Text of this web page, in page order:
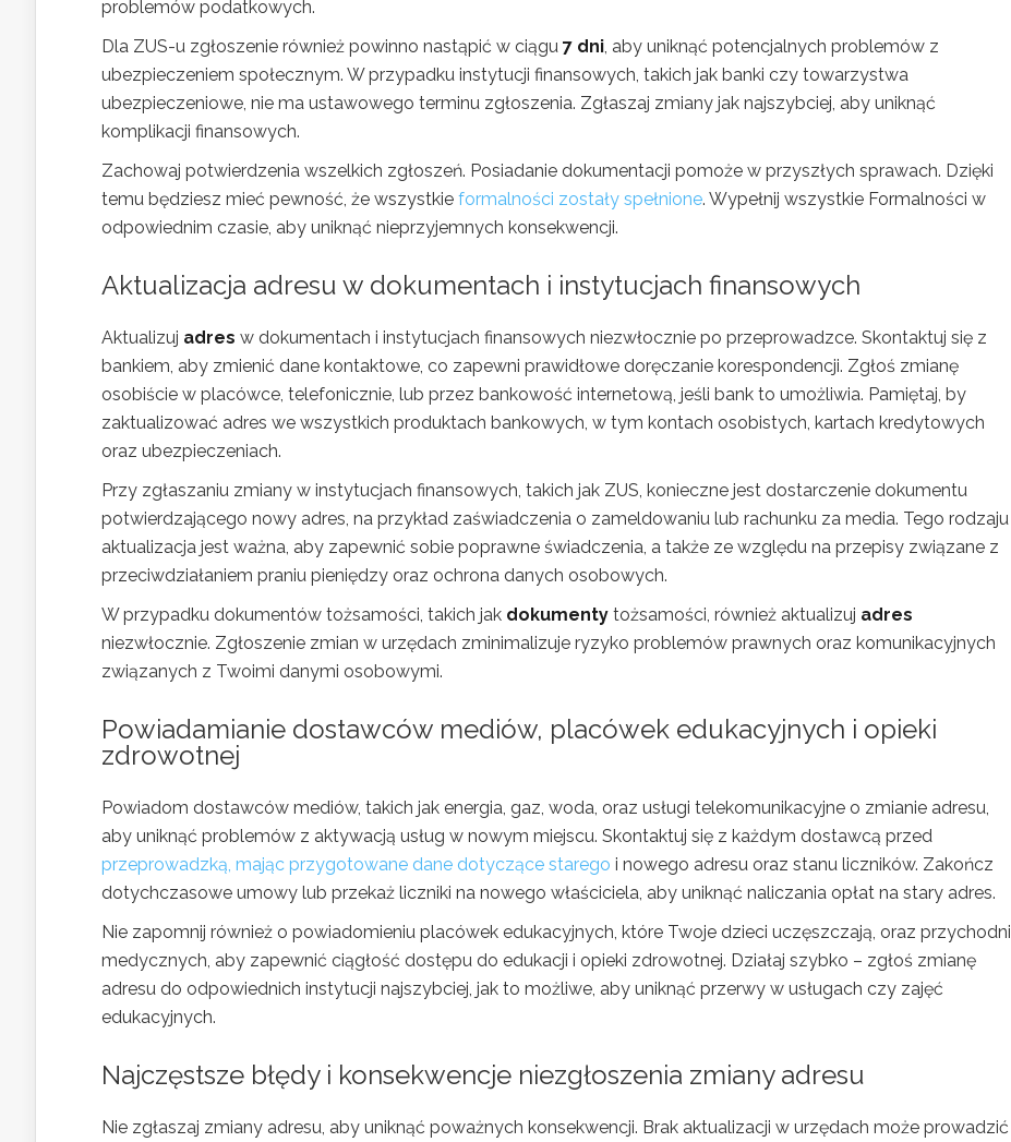
problemów podatkowych.
Dla ZUS-u zgłoszenie również powinno nastąpić w ciągu 7 dni , aby uniknąć potencjalnych problemów z
ubezpieczeniem społecznym. W przypadku instytucji finansowych, takich jak banki czy towarzystwa
ubezpieczeniowe, nie ma ustawowego terminu zgłoszenia. Zgłaszaj zmiany jak najszybciej, aby uniknąć
komplikacji finansowych.
Zachowaj potwierdzenia wszelkich zgłoszeń. Posiadanie dokumentacji pomoże w przyszłych sprawach. Dzięki
temu będziesz mieć pewność, że wszystkie formalności zostały spełnione. Wypełnij wszystkie Formalności w
odpowiednim czasie, aby uniknąć nieprzyjemnych konsekwencji.
Aktualizacja adresu w dokumentach i instytucjach finansowych
Aktualizuj adres w dokumentach i instytucjach finansowych niezwłocznie po przeprowadzce. Skontaktuj się z
bankiem, aby zmienić dane kontaktowe, co zapewni prawidłowe doręczanie korespondencji. Zgłoś zmianę
osobiście w placówce, telefonicznie, lub przez bankowość internetową, jeśli bank to umożliwia. Pamiętaj, by
zaktualizować adres we wszystkich produktach bankowych, w tym kontach osobistych, kartach kredytowych
oraz ubezpieczeniach.
Przy zgłaszaniu zmiany w instytucjach finansowych, takich jak ZUS, konieczne jest dostarczenie dokumentu
potwierdzającego nowy adres, na przykład zaświadczenia o zameldowaniu lub rachunku za media. Tego rodzaju
aktualizacja jest ważna, aby zapewnić sobie poprawne świadczenia, a także ze względu na przepisy związane z
przeciwdziałaniem praniu pieniędzy oraz ochrona danych osobowych.
W przypadku dokumentów tożsamości, takich jak dokumenty tożsamości, również aktualizuj adres
niezwłocznie. Zgłoszenie zmian w urzędach zminimalizuje ryzyko problemów prawnych oraz komunikacyjnych
związanych z Twoimi danymi osobowymi.
Powiadamianie dostawców mediów, placówek edukacyjnych i opieki
zdrowotnej
Powiadom dostawców mediów, takich jak energia, gaz, woda, oraz usługi telekomunikacyjne o zmianie adresu,
aby uniknąć problemów z aktywacją usług w nowym miejscu. Skontaktuj się z każdym dostawcą przed
przeprowadzką, mając przygotowane dane dotyczące starego i nowego adresu oraz stanu liczników. Zakończ
dotychczasowe umowy lub przekaż liczniki na nowego właściciela, aby uniknąć naliczania opłat na stary adres.
Nie zapomnij również o powiadomieniu placówek edukacyjnych, które Twoje dzieci uczęszczają, oraz przychodni
medycznych, aby zapewnić ciągłość dostępu do edukacji i opieki zdrowotnej. Działaj szybko – zgłoś zmianę
adresu do odpowiednich instytucji najszybciej, jak to możliwe, aby uniknąć przerwy w usługach czy zajęć
edukacyjnych.
Najczęstsze błędy i konsekwencje niezgłoszenia zmiany adresu
Nie zgłaszaj zmiany adresu, aby uniknąć poważnych konsekwencji. Brak aktualizacji w urzędach może prowadzić